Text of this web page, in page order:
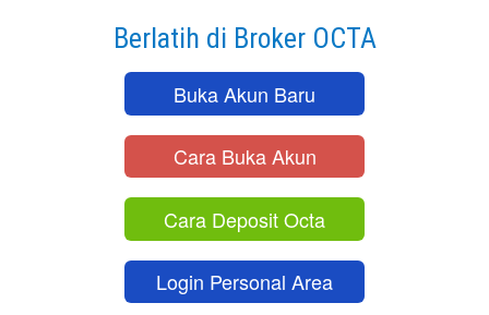
Berlatih di Broker OCTA
Buka Akun Baru
Cara Buka Akun
Cara Deposit Octa
Login Personal Area